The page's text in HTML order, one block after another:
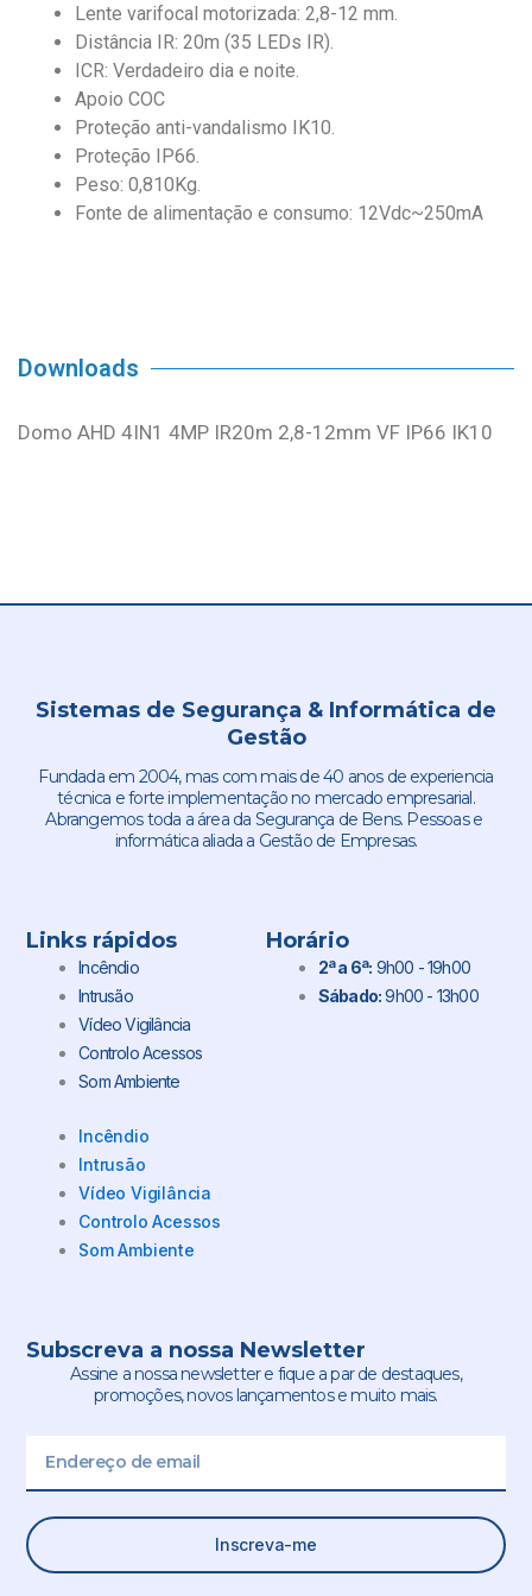
Lente varifocal motorizada: 2,8-12 mm.
Distância IR: 20m (35 LEDs IR).
ICR: Verdadeiro dia e noite.
Apoio COC
Proteção anti-vandalismo IK10.
Proteção IP66.
Peso: 0,810Kg.
Fonte de alimentação e consumo: 12Vdc~250mA
Downloads
Domo AHD 4IN1 4MP IR20m 2,8-12mm VF IP66 IK10
Sistemas de Segurança & Informática de
Gestão
Fundada em 2004, mas com mais de 40 anos de experiencia
técnica e forte implementação no mercado empresarial.
Abrangemos toda a área da Segurança de Bens. Pessoas e
informática aliada a Gestão de Empresas.
Links rápidos
Incêndio
Intrusão
Vídeo Vigilância
Controlo Acessos
Som Ambiente
Incêndio
Intrusão
Vídeo Vigilância
Controlo Acessos
Som Ambiente
Horário
2ª a 6ª: 9h00 - 19h00
Sábado:9h00 - 13h00
Subscreva a nossa Newsletter
Assine a nossa newsletter e fique a par de destaques,
promoções, novos lançamentos e muito mais.
Inscreva-me